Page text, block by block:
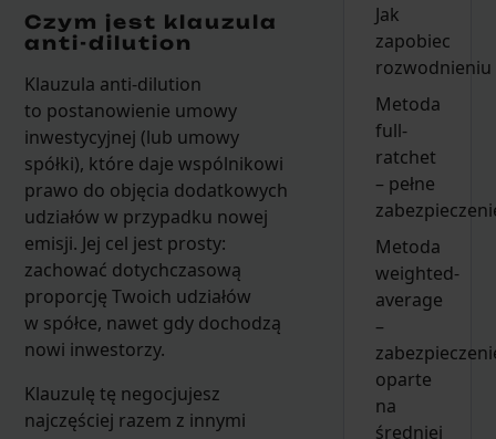
Czym jest klauzula
anti-dilution
Klauzula anti-dilution
to postanowienie umowy
inwestycyjnej (lub umowy
spółki), które daje wspólnikowi
prawo do objęcia dodatkowych
udziałów w przypadku nowej
emisji. Jej cel jest prosty:
zachować dotychczasową
proporcję Twoich udziałów
w spółce, nawet gdy dochodzą
nowi inwestorzy.
Klauzulę tę negocjujesz
najczęściej razem z innymi
Jak
zapobiec
rozwodnieniu
Metoda
full-
ratchet
– pełne
Metoda
weighted-
average
–
oparte
na
średniej